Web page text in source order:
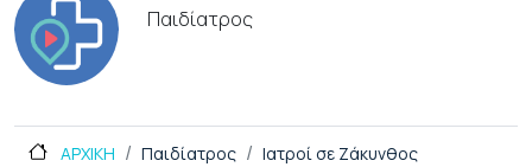
Παιδίατρος
ΑΡΧΙΚΗ Παιδίατρος
Ιατροί σε Ζάκυνθος